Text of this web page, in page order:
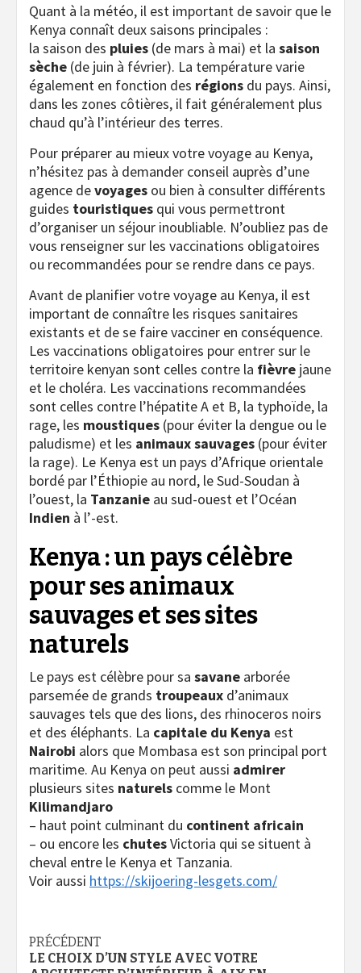
Quant à la météo, il est important de savoir que le
Kenya connaît deux saisons principales :
la saison des pluies (de mars à mai) et la saison
sèche (de juin à février). La température varie
également en fonction des régions du pays. Ainsi,
dans les zones côtières, il fait généralement plus
chaud qu’à l’intérieur des terres.
Pour préparer au mieux votre voyage au Kenya,
n’hésitez pas à demander conseil auprès d’une
agence devoyages ou bien à consulter différents
guides touristiques qui vous permettront
d’organiser un séjour inoubliable. N’oubliez pas de
vous renseigner sur les vaccinations obligatoires
ou recommandées pour se rendre dans ce pays.
Avant de planifier votre voyage au Kenya, il est
important de connaître les risques sanitaires
existants et de se faire vacciner en conséquence.
Les vaccinations obligatoires pour entrer sur le
territoire kenyan sont celles contre la fièvre jaune
et le choléra. Les vaccinations recommandées
sont celles contre l’hépatite A et B, la typhoïde, la
rage, les moustiques (pour éviter la dengue ou le
paludisme) et les animaux sauvages (pour éviter
la rage). Le Kenya est un pays d’Afrique orientale
bordé par l’Éthiopie au nord, le Sud-Soudan à
l’ouest, la Tanzanie au sud-ouest et l’Océan
Indien à l’-est.
Kenya : un pays célèbre
pour ses animaux
sauvages et ses sites
naturels
Le pays est célèbre pour sa savane arborée
parsemée de grands troupeaux d’animaux
sauvages tels que des lions, des rhinoceros noirs
et des éléphants. La capitale du Kenya est
Nairobi alors que Mombasa est son principal port
maritime. Au Kenya on peut aussi admirer
plusieurs sites naturels comme le Mont
Kilimandjaro
– haut point culminant du continent africain
– ou encore les chutesVictoria qui se situent à
cheval entre le Kenya et Tanzania.
Voir aussi https://skijoering-lesgets.com/
Navigation
PRÉCÉDENT
LE CHOIX D’UN STYLE AVEC VOTRE